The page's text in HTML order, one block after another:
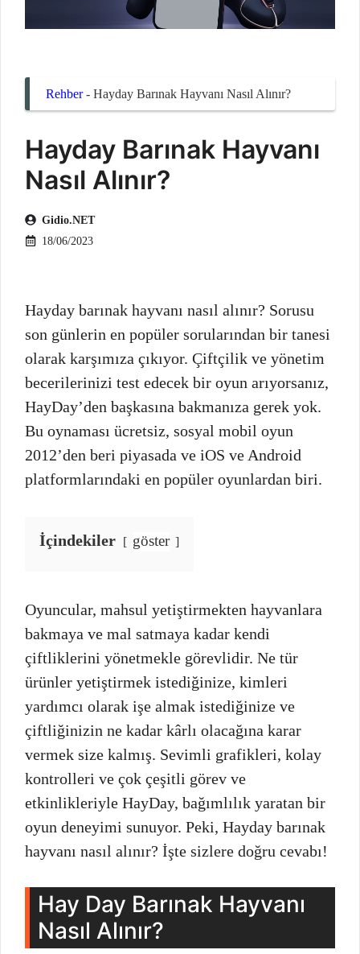
Rehber- Hayday Barınak Hayvanı Nasıl Alınır?
Hayday Barınak Hayvanı
Nasıl Alınır?
Gidio.NET
18/06/2023
Hayday barınak hayvanı nasıl alınır? Sorusu
son günlerin en popüler sorularından bir tanesi
olarak karşımıza çıkıyor. Çiftçilik ve yönetim
becerilerinizi test edecek bir oyun arıyorsanız,
HayDay’den başkasına bakmanıza gerek yok.
Bu oynaması ücretsiz, sosyal mobil oyun
2012’den beri piyasada ve iOS ve Android
platformlarındaki en popüler oyunlardan biri.
İçindekiler göster
Oyuncular, mahsul yetiştirmekten hayvanlara
bakmaya ve mal satmaya kadar kendi
çiftliklerini yönetmekle görevlidir. Ne tür
ürünler yetiştirmek istediğinize, kimleri
yardımcı olarak işe almak istediğinize ve
çiftliğinizin ne kadar kârlı olacağına karar
vermek size kalmış. Sevimli grafikleri, kolay
kontrolleri ve çok çeşitli görev ve
etkinlikleriyle HayDay, bağımlılık yaratan bir
oyun deneyimi sunuyor. Peki, Hayday barınak
hayvanı nasıl alınır? İşte sizlere doğru cevabı!
Hay Day Barınak Hayvanı
Nasıl Alınır?